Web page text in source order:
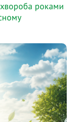
роками